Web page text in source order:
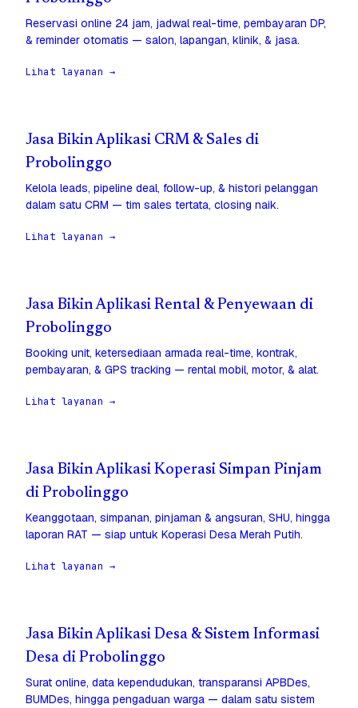
Reservasi online 24 jam, jadwal real-time, pembayaran DP,
& reminder otomatis — salon, lapangan, klinik, & jasa.
Lihat layanan →
Jasa Bikin Aplikasi CRM & Sales di
Probolinggo
Kelola leads, pipeline deal, follow-up, & histori pelanggan
dalam satu CRM — tim sales tertata, closing naik.
Lihat layanan →
Jasa Bikin Aplikasi Rental & Penyewaan di
Probolinggo
Booking unit, ketersediaan armada real-time, kontrak,
pembayaran, & GPS tracking — rental mobil, motor, & alat.
Lihat layanan →
Jasa Bikin Aplikasi Koperasi Simpan Pinjam
di Probolinggo
Keanggotaan, simpanan, pinjaman & angsuran, SHU, hingga
laporan RAT — siap untuk Koperasi Desa Merah Putih.
Lihat layanan →
Jasa Bikin Aplikasi Desa & Sistem Informasi
Desa di Probolinggo
Surat online, data kependudukan, transparansi APBDes,
BUMDes, hingga pengaduan warga — dalam satu sistem